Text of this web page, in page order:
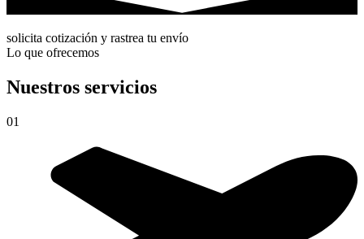
solicita cotización y rastrea tu envío
Lo que ofrecemos
Nuestros servicios
01